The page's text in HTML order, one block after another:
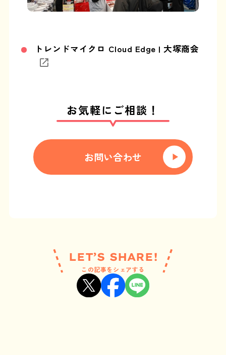
トレンドマイクロ Cloud Edge | 大塚商会
お気軽にご相談！
お問い合わせ
LET’S SHARE!
この記事をシェアする